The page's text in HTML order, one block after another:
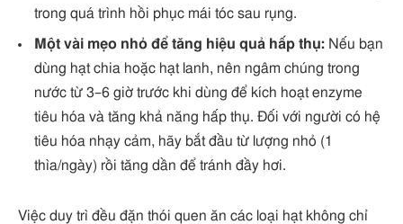
trong quá trình hồi phục mái tóc sau rụng.
Một vài mẹo nhỏ để tăng hiệu quả hấp thụ: Nếu bạn
dùng hạt chia hoặc hạt lanh, nên ngâm chúng trong
nước từ 3–6 giờ trước khi dùng để kích hoạt enzyme
tiêu hóa và tăng khả năng hấp thụ. Đối với người có hệ
tiêu hóa nhạy cảm, hãy bắt đầu từ lượng nhỏ (1
thìa/ngày) rồi tăng dần để tránh đầy hơi.
Việc duy trì đều đặn thói quen ăn các loại hạt không chỉ